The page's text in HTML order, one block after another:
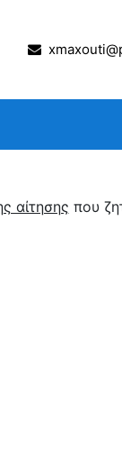
αίτησης που